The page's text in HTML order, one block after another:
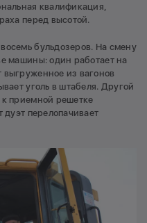
квалификация,
перед высотой.
бульдозеров. На смену
машины: один работает на
из вагонов
уголь в штабеля. Другой
к приемной решетке
дуэт перелопачивает